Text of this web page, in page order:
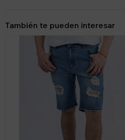
También te pueden interesar